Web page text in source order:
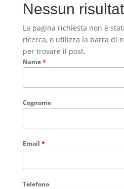
Nessun
La pagina richiesta non è
ricerca, o utilizza la barra di
per trovare il post.
Nome*
Cognome
Email *
Telefono